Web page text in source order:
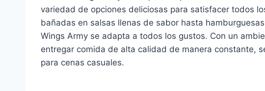
variedad de opciones deliciosas para satisfacer todos
bañadas en salsas llenas de sabor hasta
Wings Army se adapta a todos los gustos. Con un
entregar comida de alta calidad de manera constante,
para cenas casuales.